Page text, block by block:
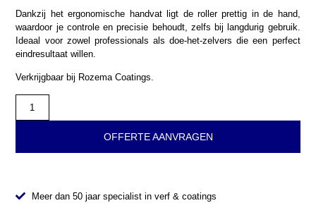
Dankzij het ergonomische handvat ligt de roller prettig in de hand,
waardoor je controle en precisie behoudt, zelfs bij langdurig gebruik.
Ideaal voor zowel professionals als doe-het-zelvers die een perfect
eindresultaat willen.
Verkrijgbaar bij Rozema Coatings.
OFFERTE AANVRAGEN
Meer dan 50 jaar specialist in verf & coatings